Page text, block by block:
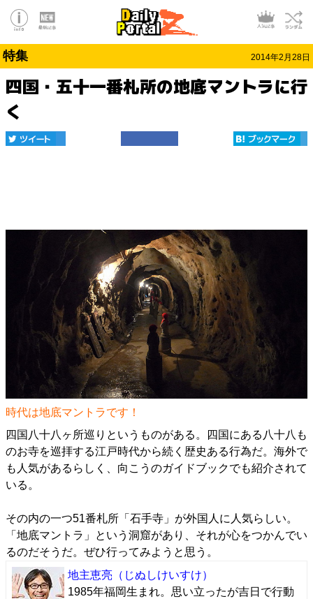
特集 2014年2月28日
四国・五十一番札所の地底マントラに行
く
時代は地底マントラです！
四国八十八ヶ所巡りというものがある。四国にある八十八も
のお寺を巡拝する江戸時代から続く歴史ある行為だ。海外で
も人気があるらしく、向こうのガイドブックでも紹介されて
いる。
その内の一つ51番札所「石手寺」が外国人に人気らしい。
「地底マントラ」という洞窟があり、それが心をつかんでい
るのだそうだ。ぜひ行ってみようと思う。
地主恵亮 （じぬしけいすけ）
1985年福岡生まれ。思い立ったが吉日で行動